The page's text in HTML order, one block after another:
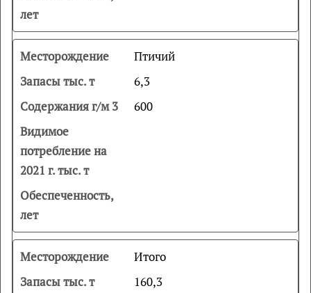
Птичий
6,3
600
Итого
160,3